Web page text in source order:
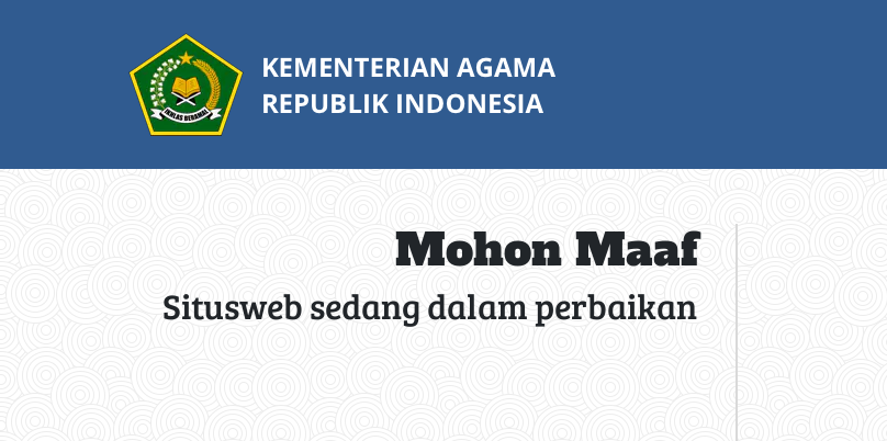
Mohon Maaf
Situsweb sedang dalam perbaikan